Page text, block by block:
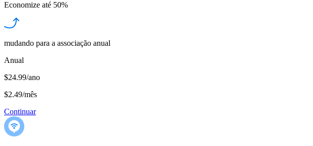
Economize até 50%
mudando para a associação anual
Anual
$24.99/ano
$2.49/mês
Continuar